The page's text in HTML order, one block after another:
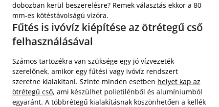
dobozban kerül beszerelésre? Remek választás ekkor a 80
mm-es kötéstávolságú vízóra.
Fűtés is ivóvíz kiépítése az ötrétegű cső
felhasználásával
Számos tartozékra van szüksége egy jó vízvezeték
szerelőnek, amikor egy fűtési vagy ivóvíz rendszert
szeretne kialakítani. Szinte minden esetben helyet kap az
ötrétegű cső, ami készülhet polietilénből és alumíniumból
egyaránt. A többrétegű kialakításnak köszönhetően a kellék